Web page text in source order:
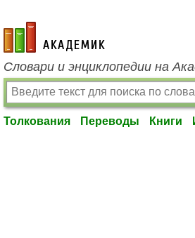
academic.ru
Словари и энциклопедии на
Толкования Переводы Книги